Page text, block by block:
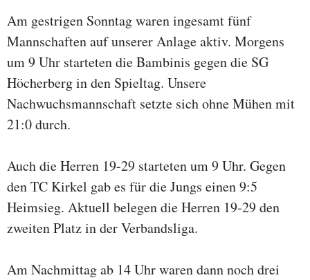
Am gestrigen Sonntag waren ingesamt fünf
Mannschaften auf unserer Anlage aktiv. Morgens
um 9 Uhr starteten die Bambinis gegen die SG
Höcherberg in den Spieltag. Unsere
Nachwuchsmannschaft setzte sich ohne Mühen mit
21:0 durch.
Auch die Herren 19-29 starteten um 9 Uhr. Gegen
den TC Kirkel gab es für die Jungs einen 9:5
Heimsieg. Aktuell belegen die Herren 19-29 den
zweiten Platz in der Verbandsliga.
Am Nachmittag ab 14 Uhr waren dann noch drei